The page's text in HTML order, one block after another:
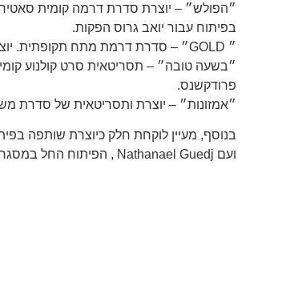
״הפולש״ – יוצרת סדרת דרמה קומית
בפיתוח עבור יואב גרוס הפקות.
״ GOLD״ – סדרת דרמת מתח תקופתית. יוצרת שותפה יחד עם נח סטולמן ועודד דוידוף. פיתוח עבור ענני תקשורת, בשפה האנגלית.
פרודקשנס.
״אמזונות״ – יוצרת ותסריטאית של סדרת
ועם Nathanael Guedj , הפיתוח החל במסגרת פסטיבל Series Mania וקרן גשר.